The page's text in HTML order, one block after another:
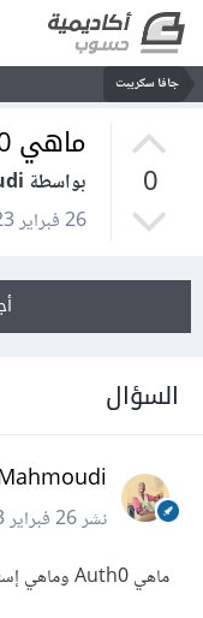
جافا سكريبت
0
ماهي Auth0؟
بواسطة Mohamed Lamin Mahmoudi
26 فبراير 2023
السؤال
نشر26 فبراير 2023
ماهي Auth0 وماهي إستعمالتها؟